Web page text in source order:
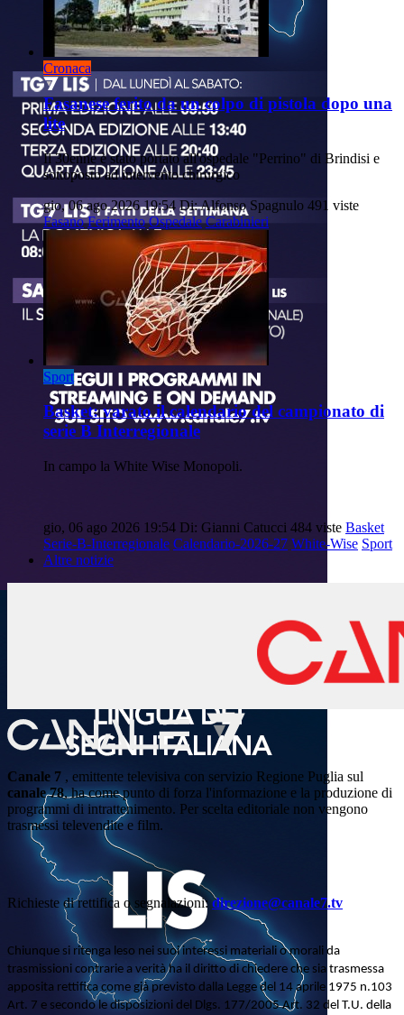
Cronaca
Fasanese ferito da un colpo di pistola dopo una
lite
Il 30enne è stato portato all'ospedale "Perrino" di Brindisi e
sottoposto ad intervento chirurgico
gio, 06 ago 2026 19:54 Di: Alfonso Spagnulo 491 viste
Fasano Ferimento Ospedale Carabinieri
Sport
Basket: varato il calendario del campionato di
serie B Interregionale
In campo la White Wise Monopoli.
gio, 06 ago 2026 19:54 Di: Gianni Catucci 484 viste Basket
Serie-B-Interregionale Calendario-2026-27 White-Wise Sport
Altre notizie
Canale 7 , emittente televisiva con servizio Regione Puglia sul
canale 78, ha come punto di forza l'informazione e la produzione di
programmi di intrattenimento. Per scelta editoriale non vengono
trasmessi televendite e film.
Richieste di rettifica o segnalazioni: direzione@canale7.tv
Chiunque si ritenga leso nei suoi interessi materiali o morali da
trasmissioni contrarie a verità ha il diritto di chiedere che sia trasmessa
apposita rettifica come già previsto dalla Legge del 14 aprile 1975 n.103
Art. 7 e secondo le disposizioni del Dlgs. 177/2005 Art. 32 del T.U. della